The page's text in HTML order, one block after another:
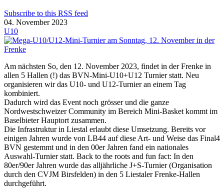
Subscribe to this RSS feed
04. November 2023
U10
Am nächsten So, den 12. November 2023, findet in der Frenke in
allen 5 Hallen (!) das BVN-Mini-U10+U12 Turnier statt. Neu
organisieren wir das U10- und U12-Turnier an einem Tag
kombiniert.
Dadurch wird das Event noch grösser und die ganze
Nordwestschweizer Community im Bereich Mini-Basket kommt im
Baselbieter Hauptort zusammen.
Die Infrastruktur in Liestal erlaubt diese Umsetzung. Bereits vor
einigen Jahren wurde von LB44 auf diese Art- und Weise das Final4
BVN gestemmt und in den 00er Jahren fand ein nationales
Auswahl-Turnier statt. Back to the roots and fun fact: In den
80er/90er Jahren wurde das alljährliche J+S-Turnier (Organisation
durch den CVJM Birsfelden) in den 5 Liestaler Frenke-Hallen
durchgeführt.